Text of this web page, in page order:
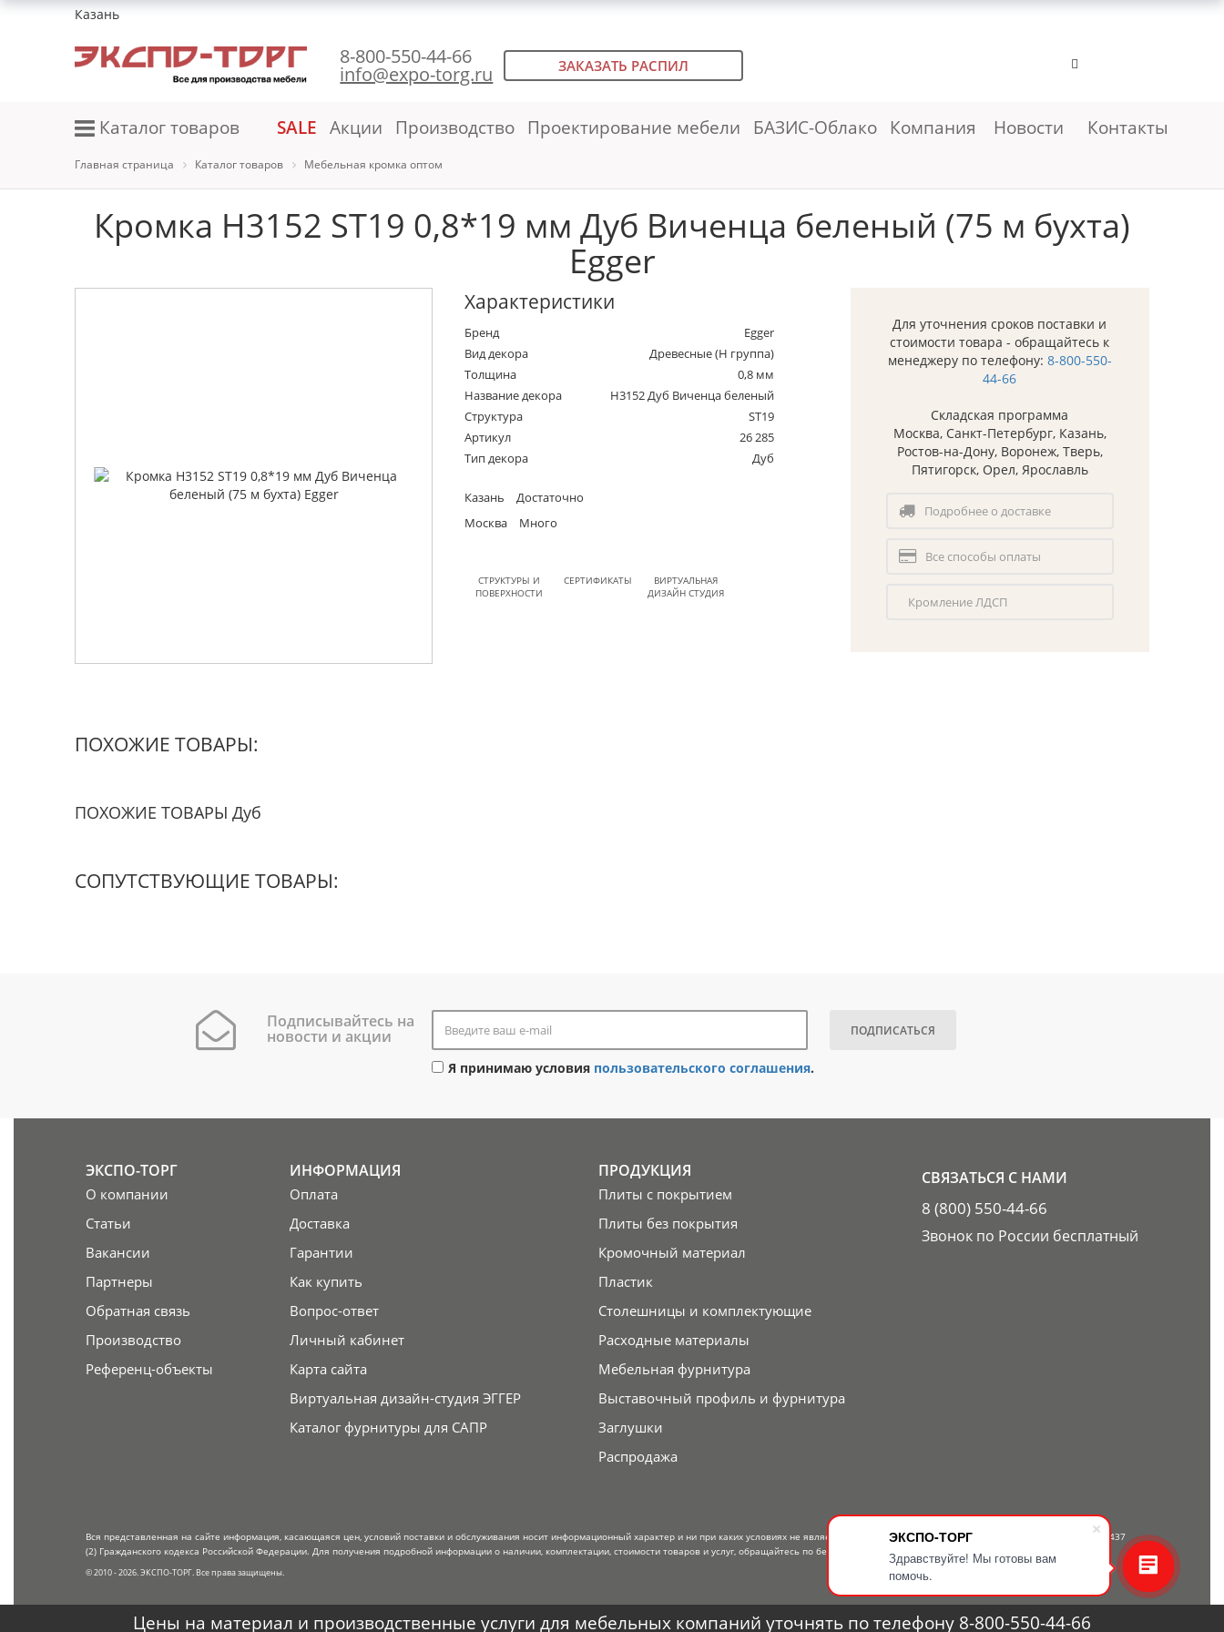
ЭКСПО-ТОРГ
Здравствуйте! Мы готовы вам
помочь.
Казань
8-800-550-44-66
info@expo-torg.ru ЗАКАЗАТЬ РАСПИЛ
Каталог товаров SALE Акции Производство Проектирование мебели БАЗИС-Облако Компания Новости Контакты
Главная страница Каталог товаров Мебельная кромка оптом
Кромка H3152 ST19 0,8*19 мм Дуб Виченца беленый (75 м бухта)
Egger
Характеристики
Бренд
Egger
Вид декора
Древесные (Н группа)
Толщина
0,8 мм
Название декора
H3152 Дуб Виченца беленый
Структура
ST19
Артикул
26 285
Тип декора
Дуб
Казань
Достаточно
Москва
Много
СТРУКТУРЫ И
ПОВЕРХНОСТИ
СЕРТИФИКАТЫ
ВИРТУАЛЬНАЯ
ДИЗАЙН СТУДИЯ
Для уточнения сроков поставки и
стоимости товара - обращайтесь к
менеджеру по телефону: 8-800-550-
44-66
Складская программа
Москва, Санкт-Петербург, Казань,
Ростов-на-Дону, Воронеж, Тверь,
Пятигорск, Орел, Ярославль
Подробнее о доставке
Все способы оплаты
Кромление ЛДСП
ПОХОЖИЕ ТОВАРЫ:
ПОХОЖИЕ ТОВАРЫ Дуб
СОПУТСТВУЮЩИЕ ТОВАРЫ:
Подписывайтесь на
новости и акции ПОДПИСАТЬСЯ
Я принимаю условия пользовательского соглашения.
ЭКСПО-ТОРГ
О компании
Статьи
Вакансии
Партнеры
Обратная связь
Производство
Референц-объекты
ИНФОРМАЦИЯ
Оплата
Доставка
Гарантии
Как купить
Вопрос-ответ
Личный кабинет
Карта сайта
Виртуальная дизайн-студия ЭГГЕР
Каталог фурнитуры для САПР
ПРОДУКЦИЯ
Плиты с покрытием
Плиты без покрытия
Кромочный материал
Пластик
Столешницы и комплектующие
Расходные материалы
Мебельная фурнитура
Выставочный профиль и фурнитура
Заглушки
Распродажа
СВЯЗАТЬСЯ С НАМИ
8 (800) 550-44-66
Звонок по России бесплатный
Вся представленная на сайте информация, касающаяся цен, условий поставки и обслуживания носит информационный характер и ни при каких условиях не является публичной офертой, определяемой положениями Статьи 437
(2) Гражданского кодекса Российской Федерации. Для получения подробной информации о наличии, комплектации, стоимости товаров и услуг, обращайтесь по бесплатному телефону — 8-800-550-44-66.
© 2010 - 2026. ЭКСПО-ТОРГ. Все права защищены.
Цены на материал и производственные услуги для мебельных компаний уточнять по телефону 8-800-550-44-66